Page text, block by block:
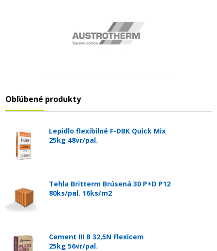
Obľúbené produkty
Lepidlo flexibilné F-DBK Quick Mix
25kg 48vr/pal.
Tehla Britterm Brúsená 30 P+D P12
80ks/pal. 16ks/m2
Cement III B 32,5N Flexicem
25kg 56vr/pal.